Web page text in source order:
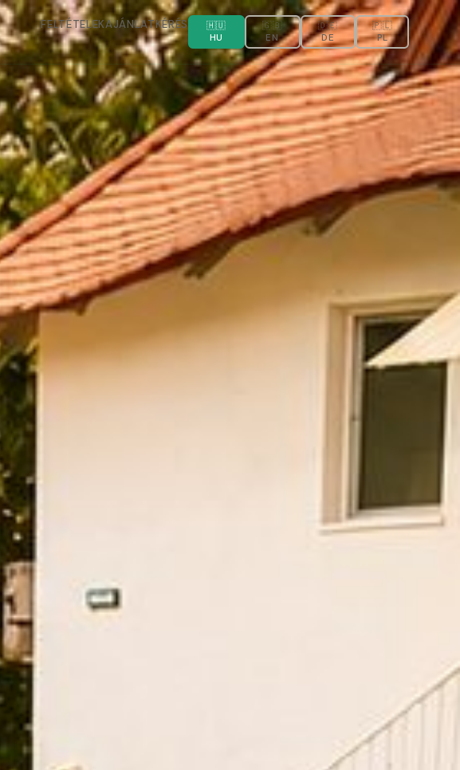
FELTÉTELEKAJÁNLATKÉRÉS
🇭🇺
HU
🇬🇧
EN
🇩🇪
DE
🇵🇱
PL